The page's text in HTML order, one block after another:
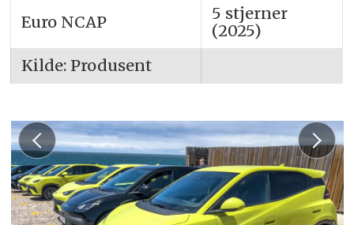
Euro NCAP
5 stjerner
(2025)
Kilde: Produsent